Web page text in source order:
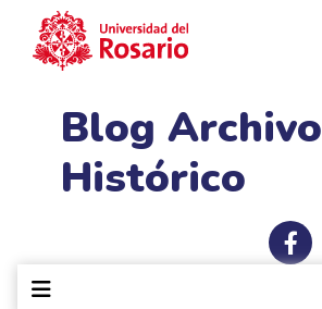
Blog Archivo
Histórico